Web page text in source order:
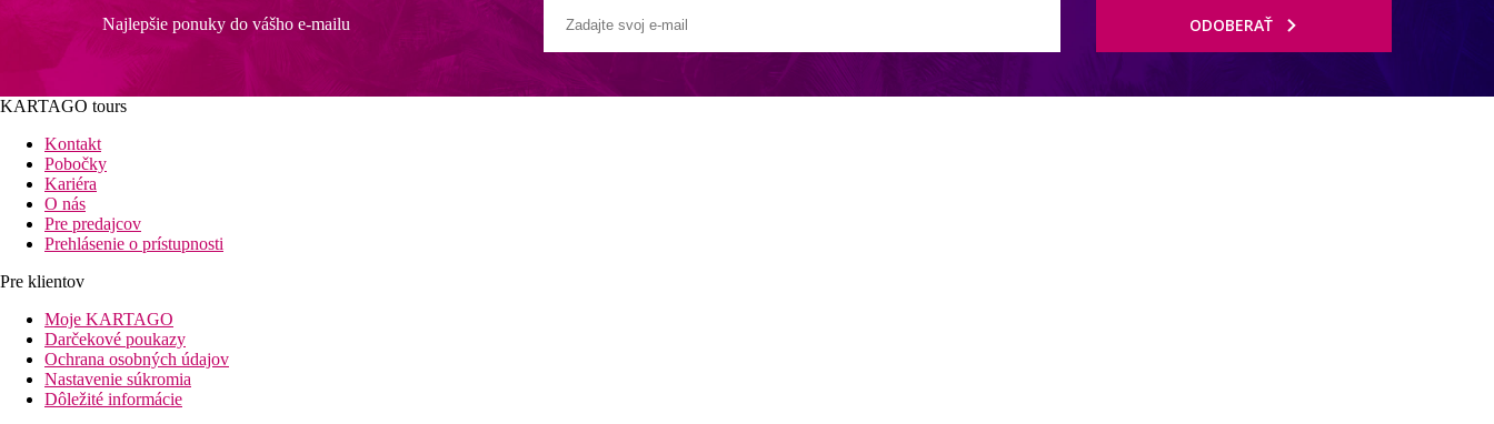
Najlepšie ponuky do vášho e-mailu ODOBERAŤ
KARTAGO tours
Kontakt
Pobočky
Kariéra
O nás
Pre predajcov
Prehlásenie o prístupnosti
Pre klientov
Moje KARTAGO
Darčekové poukazy
Ochrana osobných údajov
Nastavenie súkromia
Dôležité informácie